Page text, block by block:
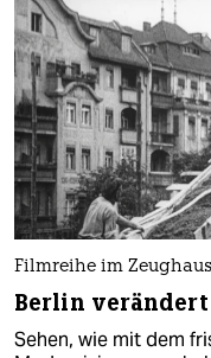
Filmreihe im
Berlin
Sehen, wie mit dem